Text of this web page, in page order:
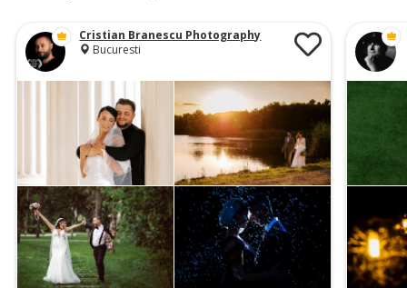
Cristian Branescu Photography
Bucuresti